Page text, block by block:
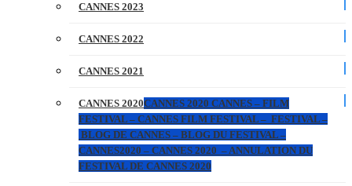
CANNES 2023
CANNES 2022
CANNES 2021
CANNES 2020CANNES 2020 CANNES – FILM
FESTIVAL – CANNES FILM FESTIVAL – FESTIVAL –
BLOG DE CANNES – BLOG DU FESTIVAL –
CANNES2020 – CANNES 2020 – ANNULATION DU
FESTIVAL DE CANNES 2020